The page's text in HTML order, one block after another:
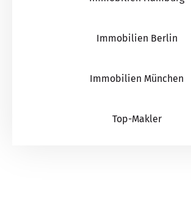
Immobilien Berlin
Immobilien München
Top-Makler